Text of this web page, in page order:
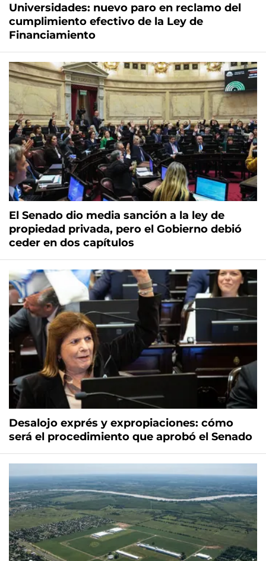
Universidades: nuevo paro en reclamo del
cumplimiento efectivo de la Ley de
Financiamiento
El Senado dio media sanción a la ley de
propiedad privada, pero el Gobierno debió
ceder en dos capítulos
Desalojo exprés y expropiaciones: cómo
será el procedimiento que aprobó el Senado